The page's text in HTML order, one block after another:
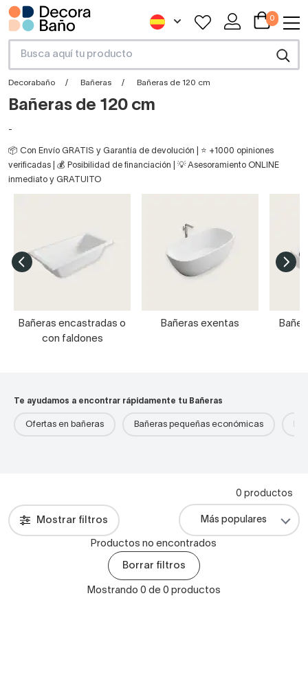
0
Decorabaño Bañeras Bañeras de 120 cm
Bañeras de 120 cm
-
📦 Con Envío GRATIS y Garantía de devolución | ⭐ +1000 opiniones
verificadas | 💰 Posibilidad de financiación | 💡 Asesoramiento ONLINE
inmediato y GRATUITO
Bañeras encastradas o
con faldones
Bañeras exentas
Te ayudamos a encontrar rápidamente tu Bañeras
Ofertas en bañeras Bañeras pequeñas económicas
Mostrar filtros
0 productos
Productos no encontrados
Borrar filtros
Mostrando 0 de 0 productos